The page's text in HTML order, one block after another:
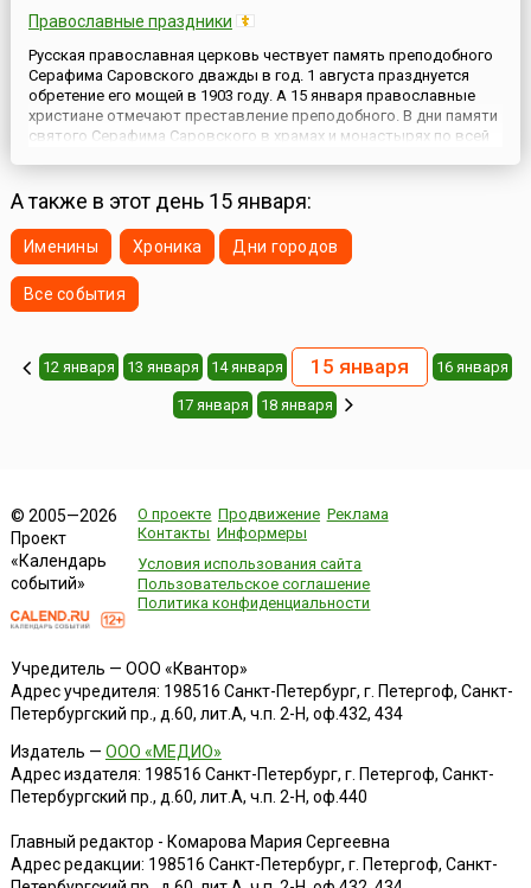
Православные праздники
Русская православная церковь чествует память преподобного
Серафима Саровского дважды в год. 1 августа празднуется
обретение его мощей в 1903 году. А 15 января православные
христиане отмечают преставление преподобного. В дни памяти
святого Серафима Саровского в храмах и монастырях по всей
А также в этот день 15 января:
Именины Хроника Дни городов
Все события
12 января 13 января 14 января 15 января 16 января
17 января 18 января
© 2005—2026
Проект
«Календарь
событий»
О проекте Продвижение Реклама
Контакты Информеры
Условия использования сайта
Пользовательское соглашение
Политика конфиденциальности
Учредитель — ООО «Квантор»
Адрес учредителя: 198516 Санкт-Петербург, г. Петергоф, Санкт-
Петербургский пр., д.60, лит.А, ч.п. 2-Н, оф.432, 434
Издатель — ООО «МЕДИО»
Адрес издателя: 198516 Санкт-Петербург, г. Петергоф, Санкт-
Петербургский пр., д.60, лит.А, ч.п. 2-Н, оф.440
Главный редактор - Комарова Мария Сергеевна
Адрес редакции: 198516 Санкт-Петербург, г. Петергоф, Санкт-